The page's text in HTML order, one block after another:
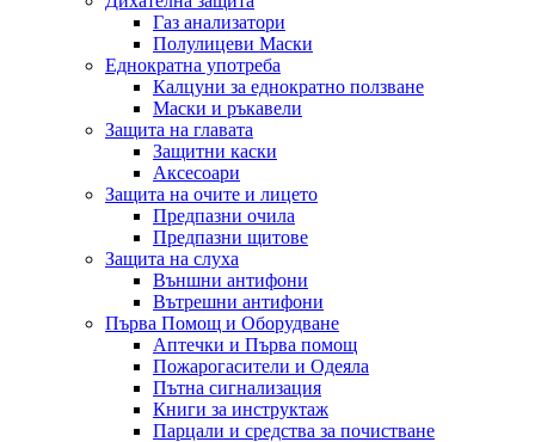
Газ анализатори
Полулицеви Маски
Еднократна употреба
Калцуни за еднократно ползване
Маски и ръкавели
Защита на главата
Защитни каски
Аксесоари
Защита на очите и лицето
Предпазни очила
Предпазни щитове
Защита на слуха
Външни антифони
Вътрешни антифони
Първа Помощ и Оборудване
Аптечки и Първа помощ
Пожарогасители и Одеяла
Пътна сигнализация
Книги за инструктаж
Парцали и средства за почистване